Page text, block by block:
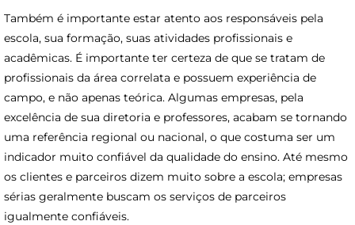
Também é importante estar atento aos responsáveis pela
escola, sua formação, suas atividades profissionais e
acadêmicas. É importante ter certeza de que se tratam de
profissionais da área correlata e possuem experiência de
campo, e não apenas teórica. Algumas empresas, pela
excelência de sua diretoria e professores, acabam se tornando
uma referência regional ou nacional, o que costuma ser um
indicador muito confiável da qualidade do ensino. Até mesmo
os clientes e parceiros dizem muito sobre a escola; empresas
sérias geralmente buscam os serviços de parceiros
igualmente confiáveis.